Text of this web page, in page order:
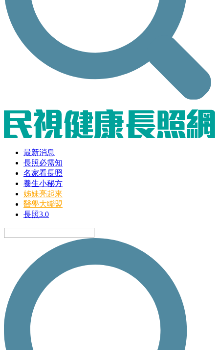
最新消息
長照必需知
名家看長照
養生小秘方
姊妹亮起來
醫學大聯盟
長照3.0